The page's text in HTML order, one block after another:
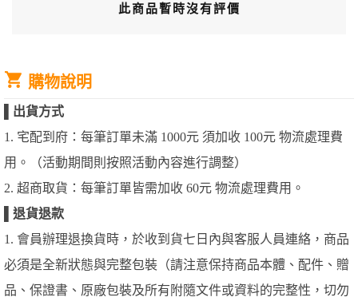
此商品暫時沒有評價
購物說明
出貨方式
1. 宅配到府：每筆訂單未滿 1000元 須加收 100元 物流處理費
用。（活動期間則按照活動內容進行調整）
2. 超商取貨：每筆訂單皆需加收 60元 物流處理費用。
退貨退款
1. 會員辦理退換貨時，於收到貨七日內與客服人員連絡，商品
必須是全新狀態與完整包裝（請注意保持商品本體、配件、贈
品、保證書、原廠包裝及所有附隨文件或資料的完整性，切勿